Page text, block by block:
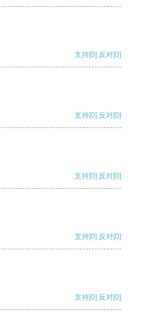
支持[0] 反对[0]
支持[0] 反对[0]
支持[0] 反对[0]
支持[0] 反对[0]
支持[0] 反对[0]